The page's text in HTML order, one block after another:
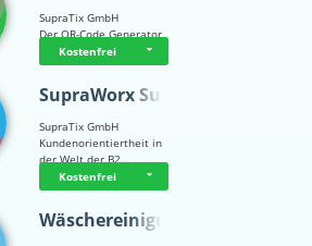
SupraTix GmbH
Der QR-Code Generator
Kostenfrei
SupraWorx Suppo…
SupraTix GmbH
Kundenorientiertheit in
der Welt der B2…
Kostenfrei
Wäschereinigung…